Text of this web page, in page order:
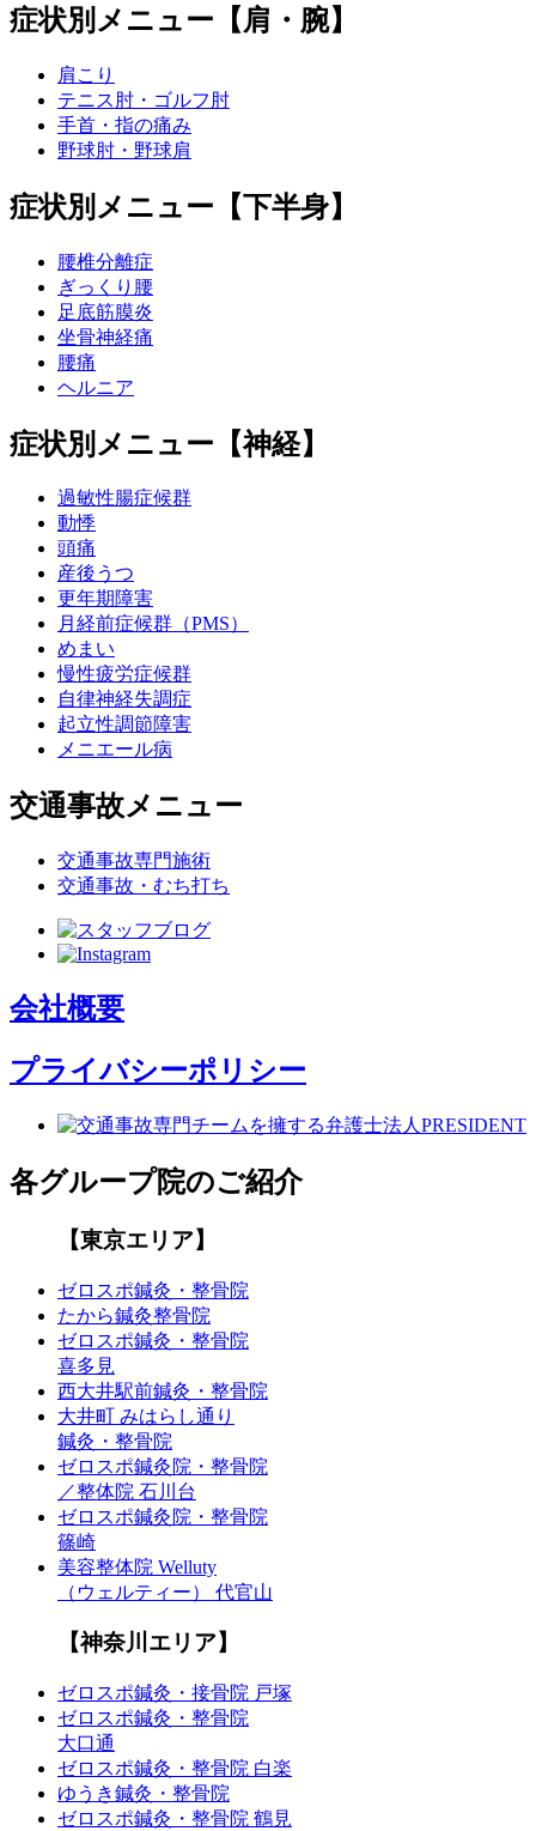
症状別メニュー【肩・腕】
肩こり
テニス肘・ゴルフ肘
手首・指の痛み
野球肘・野球肩
症状別メニュー【下半身】
腰椎分離症
ぎっくり腰
足底筋膜炎
坐骨神経痛
腰痛
ヘルニア
症状別メニュー【神経】
過敏性腸症候群
動悸
頭痛
産後うつ
更年期障害
月経前症候群（PMS）
めまい
慢性疲労症候群
自律神経失調症
起立性調節障害
メニエール病
交通事故メニュー
交通事故専門施術
交通事故・むち打ち
会社概要
プライバシーポリシー
各グループ院のご紹介
【東京エリア】
ゼロスポ鍼灸・整骨院
たから鍼灸整骨院
ゼロスポ鍼灸・整骨院
喜多見
西大井駅前鍼灸・整骨院
大井町 みはらし通り
鍼灸・整骨院
ゼロスポ鍼灸院・整骨院
／整体院 石川台
ゼロスポ鍼灸院・整骨院
篠崎
美容整体院 Welluty
（ウェルティー） 代官山
【神奈川エリア】
ゼロスポ鍼灸・接骨院 戸塚
ゼロスポ鍼灸・整骨院
大口通
ゼロスポ鍼灸・整骨院 白楽
ゆうき鍼灸・整骨院
ゼロスポ鍼灸・整骨院 鶴見